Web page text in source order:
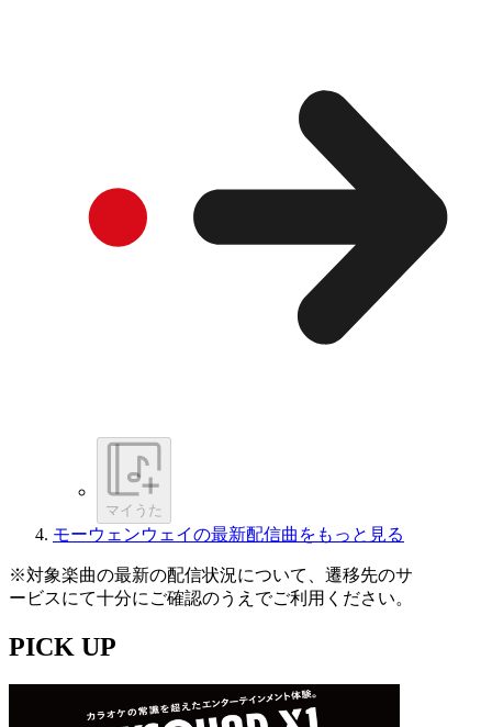
マイうた
モーウェンウェイの最新配信曲をもっと見る
※対象楽曲の最新の配信状況について、遷移先のサ
ービスにて十分にご確認のうえでご利用ください。
PICK UP